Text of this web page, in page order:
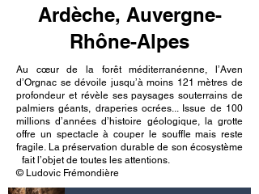
Ardèche, Auvergne-
Rhône-Alpes
Au cœur de la forêt méditerranéenne, l’Aven
d’Orgnac se dévoile jusqu’à moins 121 mètres de
profondeur et révèle ses paysages souterrains de
palmiers géants, draperies ocrées... Issue de 100
millions d’années d’histoire géologique, la grotte
offre un spectacle à couper le souffle mais reste
fragile. La préservation durable de son écosystème
fait l’objet de toutes les attentions.
© Ludovic Frémondière